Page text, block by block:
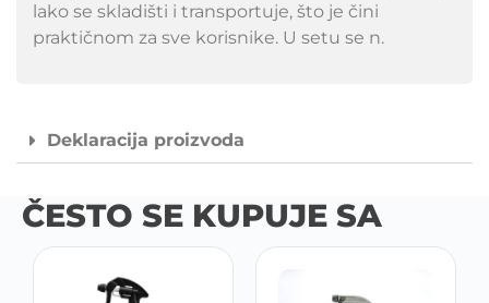
lako se skladišti i transportuje, što je čini
praktičnom za sve korisnike. U setu se n.
Deklaracija proizvoda
ČESTO SE KUPUJE SA